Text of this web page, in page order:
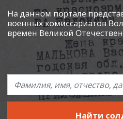
На данном портале
военных комиссариатов
времен Великой
Найти